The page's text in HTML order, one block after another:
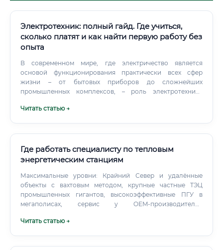
Электротехник: полный гайд. Где учиться,
сколько платят и как найти первую работу без
опыта
В современном мире, где электричество является
основой функционирования практически всех сфер
жизни – от бытовых приборов до сложнейших
промышленных комплексов, – роль электротехника
обеспечивающая стабильность и безопасность
конкретных задач.
Читать статью →
Где работать специалисту по тепловым
энергетическим станциям
Максимальные уровни: Крайний Север и удалённые
объекты с вахтовым методом, крупные частные ТЭЦ
промышленных гигантов, высокоэффективные ПГУ в
мегаполисах, сервис у OEM-производителей
образование, сроки освоения, первые шаги Оптимальные
Читать статью →